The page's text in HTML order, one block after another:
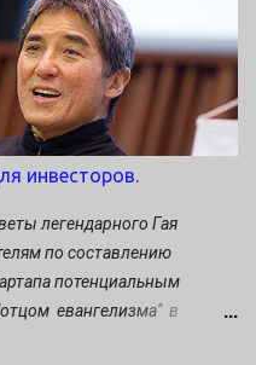
инвесторов.
легендарного Гая
по составлению
потенциальным
евангелизма" в